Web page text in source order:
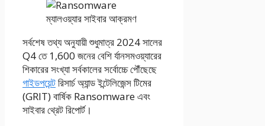
সর্বশেষ তথ্য অনুযায়ী শুধুমাত্র 2024 সালের
Q4 তে 1,600 জনের বেশি র্যানসমওয়্যারের
শিকারের সংখ্যা সর্বকালের সর্বোচ্চে পৌঁছেছে
গাইডপয়েন্টরিসার্চ অ্যান্ড ইন্টেলিজেন্স টিমের
(GRIT) বার্ষিক Ransomware এবং
সাইবার থ্রেট রিপোর্ট।